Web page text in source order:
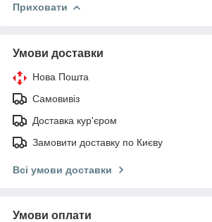
Приховати
Умови доставки
Нова Пошта
Самовивіз
Доставка кур'єром
Замовити доставку по Києву
Всі умови доставки
Умови оплати